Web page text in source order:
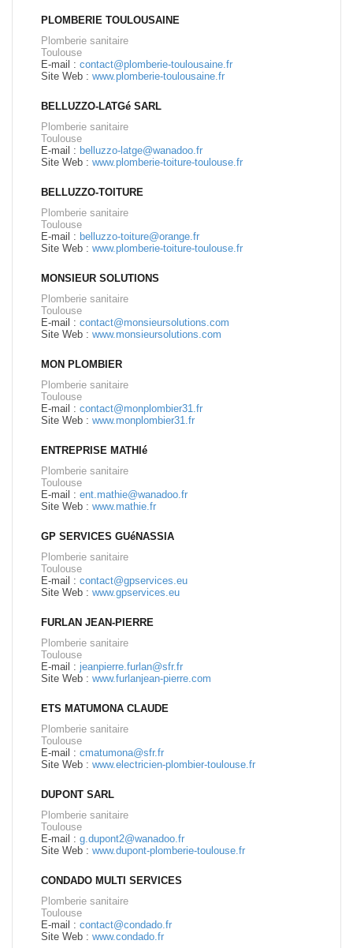
PLOMBERIE TOULOUSAINE
Plomberie sanitaire
Toulouse
E-mail : contact@plomberie-toulousaine.fr
Site Web : www.plomberie-toulousaine.fr
BELLUZZO-LATGé SARL
Plomberie sanitaire
Toulouse
E-mail : belluzzo-latge@wanadoo.fr
Site Web : www.plomberie-toiture-toulouse.fr
BELLUZZO-TOITURE
Plomberie sanitaire
Toulouse
E-mail : belluzzo-toiture@orange.fr
Site Web : www.plomberie-toiture-toulouse.fr
MONSIEUR SOLUTIONS
Plomberie sanitaire
Toulouse
E-mail : contact@monsieursolutions.com
Site Web : www.monsieursolutions.com
MON PLOMBIER
Plomberie sanitaire
Toulouse
E-mail : contact@monplombier31.fr
Site Web : www.monplombier31.fr
ENTREPRISE MATHIé
Plomberie sanitaire
Toulouse
E-mail : ent.mathie@wanadoo.fr
Site Web : www.mathie.fr
GP SERVICES GUéNASSIA
Plomberie sanitaire
Toulouse
E-mail : contact@gpservices.eu
Site Web : www.gpservices.eu
FURLAN JEAN-PIERRE
Plomberie sanitaire
Toulouse
E-mail : jeanpierre.furlan@sfr.fr
Site Web : www.furlanjean-pierre.com
ETS MATUMONA CLAUDE
Plomberie sanitaire
Toulouse
E-mail : cmatumona@sfr.fr
Site Web : www.electricien-plombier-toulouse.fr
DUPONT SARL
Plomberie sanitaire
Toulouse
E-mail : g.dupont2@wanadoo.fr
Site Web : www.dupont-plomberie-toulouse.fr
CONDADO MULTI SERVICES
Plomberie sanitaire
Toulouse
E-mail : contact@condado.fr
Site Web : www.condado.fr